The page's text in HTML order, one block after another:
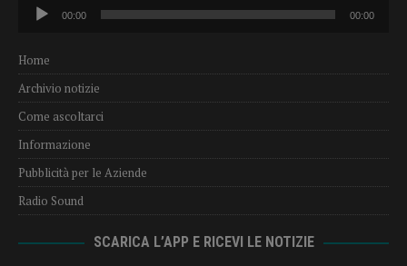
Audio
Player
00:00 00:00
Home
Archivio notizie
Come ascoltarci
Informazione
Pubblicità per le Aziende
Radio Sound
SCARICA L’APP E RICEVI LE NOTIZIE